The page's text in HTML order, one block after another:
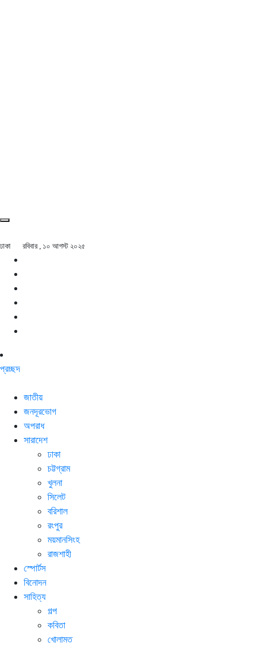
ঢাকা রবিবার , ১০ আগস্ট ২০২৫
প্রচ্ছদ
জাতীয়
জনদূরভোগ
অপরাধ
সারাদেশ
ঢাকা
চট্টগ্রাম
খুলনা
সিলেট
বরিশাল
রংপুর
ময়মানসিংহ
রাজশাহী
স্পোর্টস
বিনোদন
সাহিত্য
গল্প
কবিতা
খোলামত